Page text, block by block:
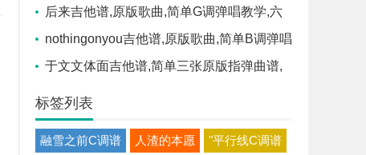
原版歌曲,简单G调弹唱教学,六线谱指弹简谱1
张图
后来吉他谱,原版歌曲,简单G调弹唱教学,六
线谱指弹简谱1张图
nothingonyou吉他谱,原版歌曲,简单B调弹唱
教学,六线谱指弹简谱1张图
于文文体面吉他谱,简单三张原版指弹曲谱,
于文文高清六线乐谱
标签列表
融雪之前C调谱 人渣的本愿 "平行线C调谱